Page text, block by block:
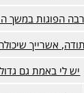
הפוגות במשך
תודה, אשרייך
יש לי באמת גם